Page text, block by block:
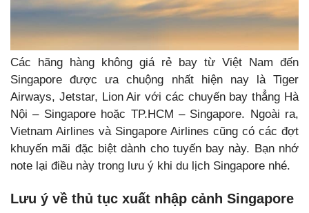
Các hãng hàng không giá rẻ bay từ Việt Nam đến
Singapore được ưa chuộng nhất hiện nay là Tiger
Airways, Jetstar, Lion Air với các chuyến bay thẳng Hà
Nội – Singapore hoặc TP.HCM – Singapore. Ngoài ra,
Vietnam Airlines và Singapore Airlines cũng có các đợt
khuyến mãi đặc biệt dành cho tuyến bay này. Bạn nhớ
note lại điều này trong lưu ý khi du lịch Singapore nhé.
Lưu ý về thủ tục xuất nhập cảnh Singapore